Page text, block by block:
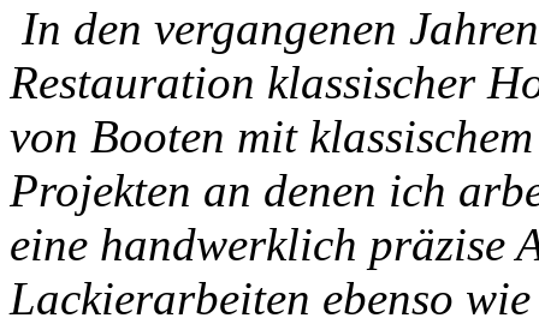
In den vergangenen
Restauration klassischer
von Booten mit
Projekten an denen ich
eine handwerklich präzise
Lackierarbeiten ebenso